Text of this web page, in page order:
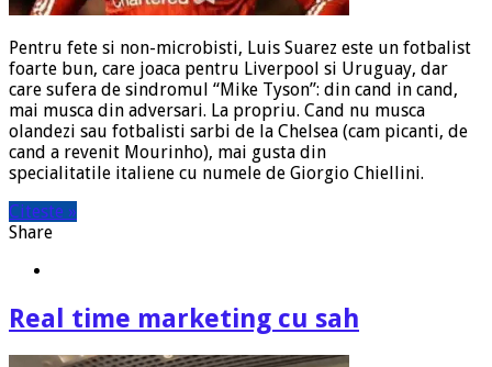
Pentru fete si non-microbisti, Luis Suarez este un fotbalist
foarte bun, care joaca pentru Liverpool si Uruguay, dar
care sufera de sindromul “Mike Tyson”: din cand in cand,
mai musca din adversari. La propriu. Cand nu musca
olandezi sau fotbalisti sarbi de la Chelsea (cam picanti, de
cand a revenit Mourinho), mai gusta din
specialitatile italiene cu numele de Giorgio Chiellini.
Citeste »
Share
Real time marketing cu sah